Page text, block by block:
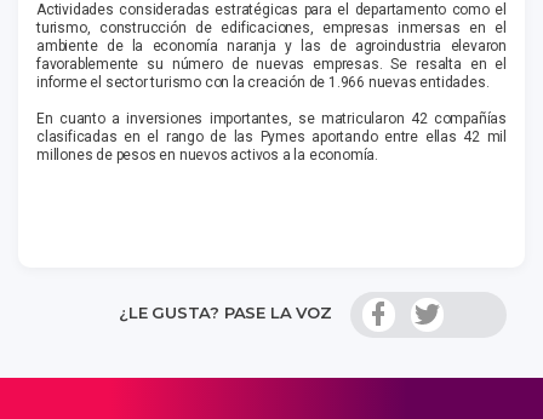
Actividades consideradas estratégicas para el departamento como el
turismo, construcción de edificaciones, empresas inmersas en el
ambiente de la economía naranja y las de agroindustria elevaron
favorablemente su número de nuevas empresas. Se resalta en el
informe el sector turismo con la creación de 1.966 nuevas entidades.
En cuanto a inversiones importantes, se matricularon 42 compañías
clasificadas en el rango de las Pymes aportando entre ellas 42 mil
millones de pesos en nuevos activos a la economía.
¿LE GUSTA? PASE LA VOZ